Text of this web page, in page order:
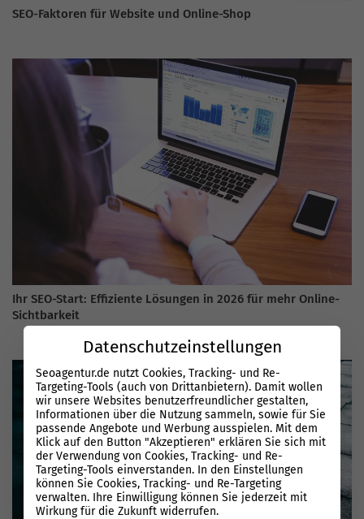
SEO-Faktoren für Website und Online-Shop
Ihr SEO-Start: Effiziente Lösungen in 2026 für mehr Online-
Sichtbarkeit
Datenschutzeinstellungen
Seoagentur.de nutzt Cookies, Tracking- und Re-
Targeting-Tools (auch von Drittanbietern). Damit wollen
wir unsere Websites benutzerfreundlicher gestalten,
Informationen über die Nutzung sammeln, sowie für Sie
passende Angebote und Werbung ausspielen. Mit dem
Klick auf den Button "Akzeptieren" erklären Sie sich mit
der Verwendung von Cookies, Tracking- und Re-
Targeting-Tools einverstanden. In den Einstellungen
können Sie Cookies, Tracking- und Re-Targeting
verwalten. Ihre Einwilligung können Sie jederzeit mit
Wirkung für die Zukunft widerrufen.